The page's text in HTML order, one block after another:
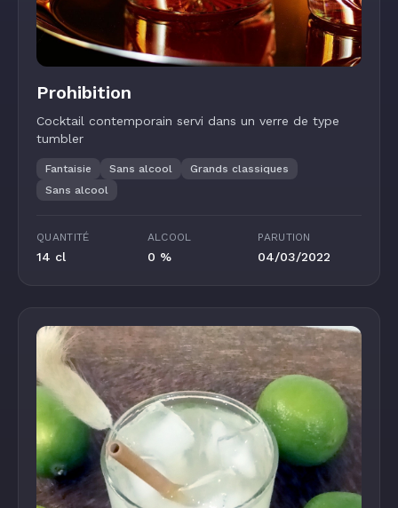
Prohibition
Cocktail contemporain servi dans un verre de type
tumbler
Fantaisie Sans alcool
Grands classiques
Sans alcool
QUANTITÉ
14 cl
ALCOOL
0 %
PARUTION
04/03/2022